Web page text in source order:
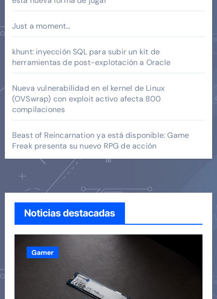
Just a moment…
khunt: inyección SQL para subir un kit de
herramientas de post-explotación a Oracle
Nueva vulnerabilidad en el kernel de Linux
(OVSwrap) con exploit activo afecta 800
compilaciones
Beast of Reincarnation ya está disponible: Game
Freak presenta su nuevo RPG de acción
Noticias destacadas
Gamer